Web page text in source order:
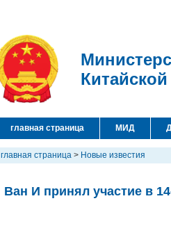
главная страница МИД
главная страница > Новые известия
Ван И принял участие в